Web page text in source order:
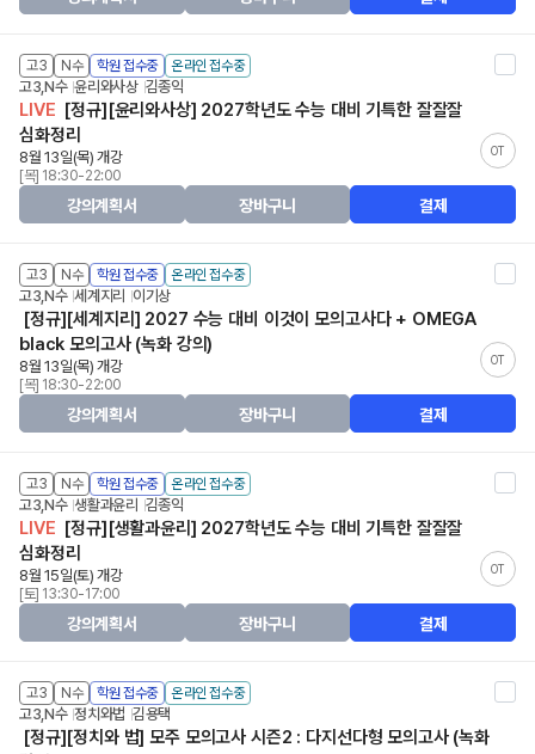
고3 N수 학원 접수중 온라인 접수중
고3,N수 윤리와사상 김종익
LIVE [정규][윤리와사상] 2027학년도 수능 대비 기특한 잘잘잘
심화정리
OT
8월 13일(목) 개강
[목] 18:30-22:00
강의계획서 장바구니 결제
고3 N수 학원 접수중 온라인 접수중
고3,N수 세계지리 이기상
[정규][세계지리] 2027 수능 대비 이것이 모의고사다 + OMEGA
black 모의고사 (녹화 강의)
OT
8월 13일(목) 개강
[목] 18:30-22:00
강의계획서 장바구니 결제
고3 N수 학원 접수중 온라인 접수중
고3,N수 생활과윤리 김종익
LIVE [정규][생활과윤리] 2027학년도 수능 대비 기특한 잘잘잘
심화정리
OT
8월 15일(토) 개강
[토] 13:30-17:00
강의계획서 장바구니 결제
고3 N수 학원 접수중 온라인 접수중
고3,N수 정치와법 김용택
[정규][정치와 법] 모주 모의고사 시즌2 : 다지선다형 모의고사 (녹화